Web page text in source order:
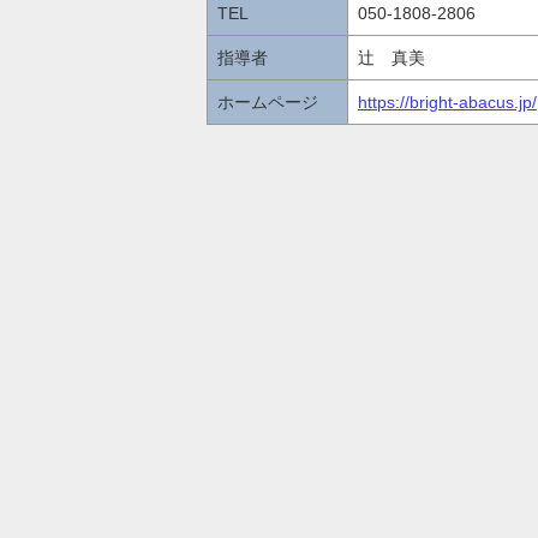
TEL 050-1808-2806
指導者 辻 真美
ホームページ https://bright-abacus.jp/